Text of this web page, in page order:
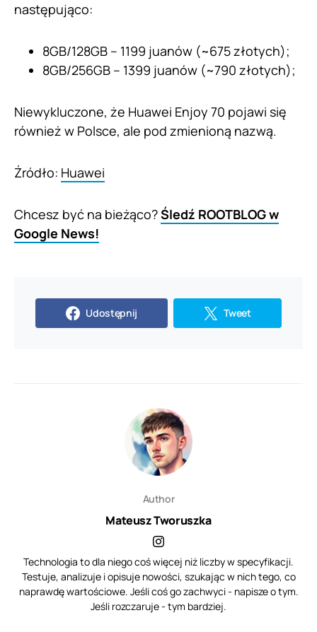
następująco:
8GB/128GB – 1199 juanów (~675 złotych);
8GB/256GB – 1399 juanów (~790 złotych);
Niewykluczone, że Huawei Enjoy 70 pojawi się
również w Polsce, ale pod zmienioną nazwą.
Źródło: Huawei
Chcesz być na bieżąco?Śledź ROOTBLOG w
Google News!
Udostępnij Tweet
Author
Mateusz Tworuszka
Technologia to dla niego coś więcej niż liczby w specyfikacji.
Testuje, analizuje i opisuje nowości, szukając w nich tego, co
naprawdę wartościowe. Jeśli coś go zachwyci - napisze o tym.
Jeśli rozczaruje - tym bardziej.